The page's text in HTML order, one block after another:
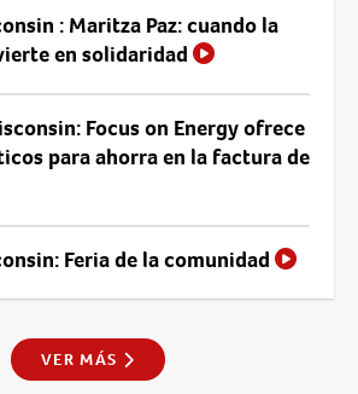
: Maritza Paz: cuando la
en solidaridad
Focus on Energy ofrece
para ahorra en la factura de
Feria de la comunidad
VER MÁS